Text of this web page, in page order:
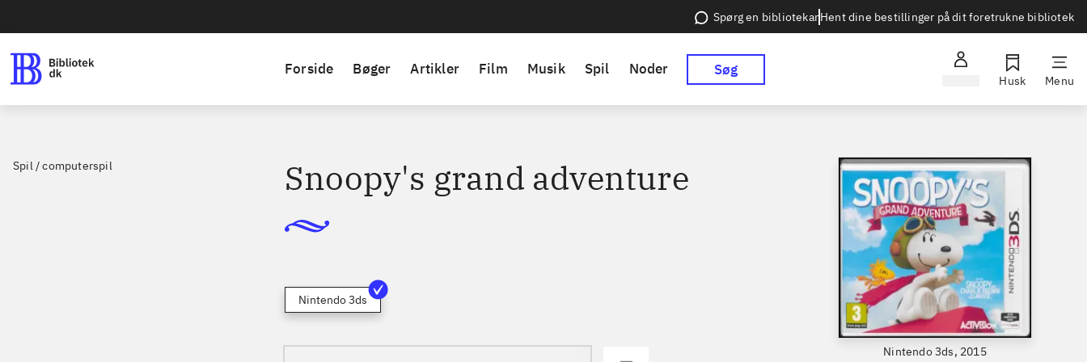
Spørg en bibliotekarHent dine bestillinger på dit foretrukne bibliotek
Forside Bøger Artikler Film Musik Spil Noder Søg
Husk Menu
Spil / computerspil
Nintendo 3ds, 2015
Snoopy's grand adventure
Nintendo 3ds